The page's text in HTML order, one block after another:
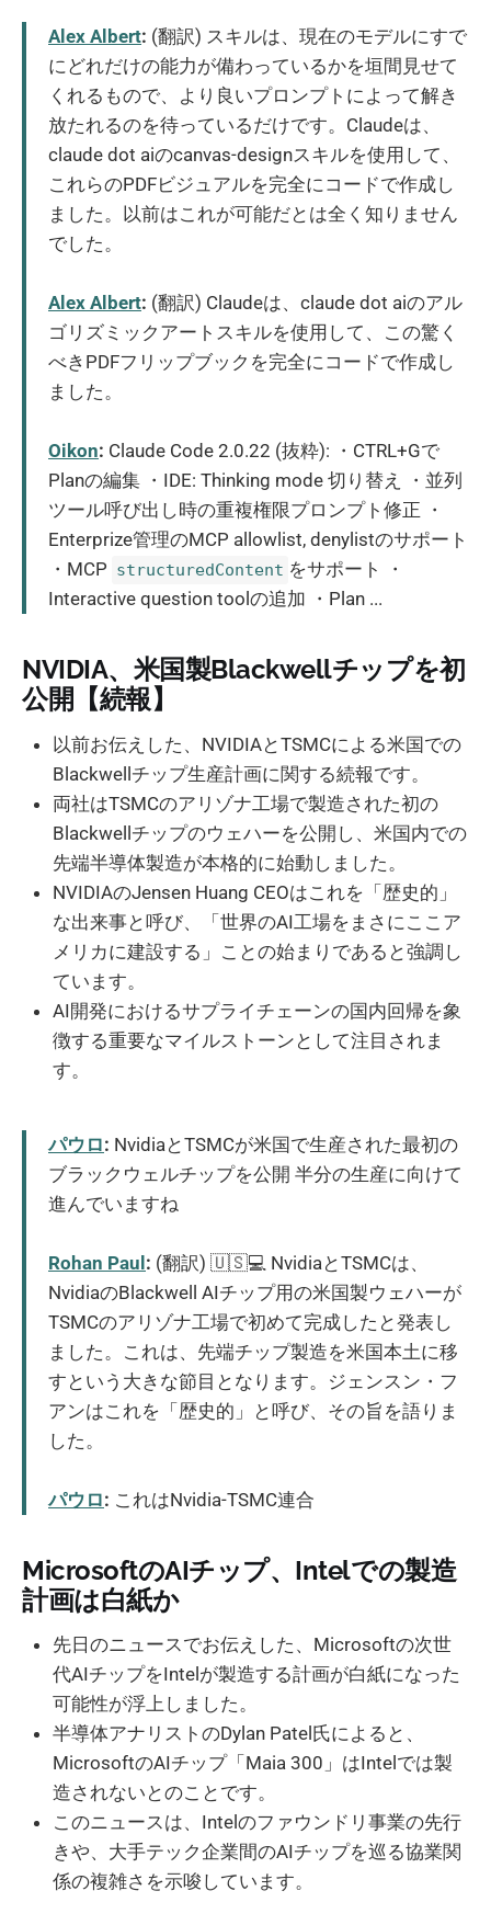
Alex Albert: (翻訳) スキルは、現在のモデルにすで
にどれだけの能力が備わっているかを垣間見せて
くれるもので、より良いプロンプトによって解き
放たれるのを待っているだけです。Claudeは、
claude dot aiのcanvas-designスキルを使用して、
これらのPDFビジュアルを完全にコードで作成し
ました。以前はこれが可能だとは全く知りません
でした。
Alex Albert: (翻訳) Claudeは、claude dot aiのアル
ゴリズミックアートスキルを使用して、この驚く
べきPDFフリップブックを完全にコードで作成し
ました。
Oikon: Claude Code 2.0.22 (抜粋): ・CTRL+Gで
Planの編集 ・IDE: Thinking mode 切り替え ・並列
ツール呼び出し時の重複権限プロンプト修正 ・
Enterprize管理のMCP allowlist, denylistのサポート
・MCP structuredContent をサポート ・
Interactive question toolの追加 ・Plan ...
NVIDIA、米国製Blackwellチップを初
公開【続報】
以前お伝えした、NVIDIAとTSMCによる米国での
Blackwellチップ生産計画に関する続報です。
両社はTSMCのアリゾナ工場で製造された初の
Blackwellチップのウェハーを公開し、米国内での
先端半導体製造が本格的に始動しました。
NVIDIAのJensen Huang CEOはこれを「歴史的」
な出来事と呼び、「世界のAI工場をまさにここア
メリカに建設する」ことの始まりであると強調し
ています。
AI開発におけるサプライチェーンの国内回帰を象
徴する重要なマイルストーンとして注目されま
す。
パウロ: NvidiaとTSMCが米国で生産された最初の
ブラックウェルチップを公開 半分の生産に向けて
進んでいますね
Rohan Paul: (翻訳) 🇺🇸💻 NvidiaとTSMCは、
NvidiaのBlackwell AIチップ用の米国製ウェハーが
TSMCのアリゾナ工場で初めて完成したと発表し
ました。これは、先端チップ製造を米国本土に移
すという大きな節目となります。ジェンスン・フ
アンはこれを「歴史的」と呼び、その旨を語りま
した。
パウロ: これはNvidia-TSMC連合
MicrosoftのAIチップ、Intelでの製造
計画は白紙か
先日のニュースでお伝えした、Microsoftの次世
代AIチップをIntelが製造する計画が白紙になった
可能性が浮上しました。
半導体アナリストのDylan Patel氏によると、
MicrosoftのAIチップ「Maia 300」はIntelでは製
造されないとのことです。
このニュースは、Intelのファウンドリ事業の先行
きや、大手テック企業間のAIチップを巡る協業関
係の複雑さを示唆しています。